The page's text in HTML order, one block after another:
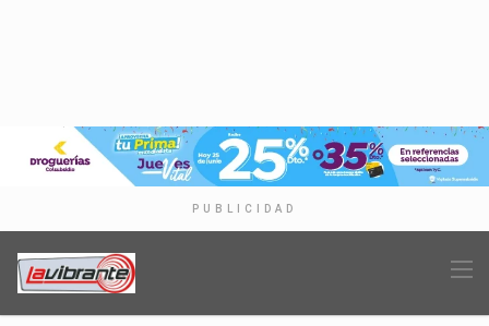
PUBLICIDAD